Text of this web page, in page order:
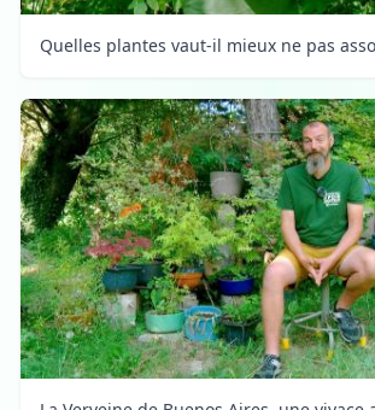
Quelles plantes vaut-il mieux ne pas